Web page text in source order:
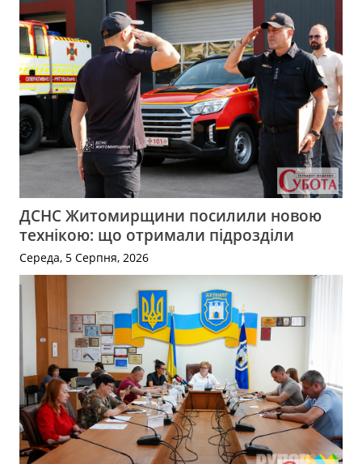
ДСНС Житомирщини посилили новою
технікою: що отримали підрозділи
Середа, 5 Серпня, 2026